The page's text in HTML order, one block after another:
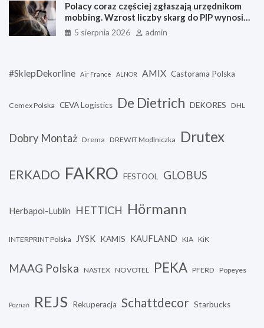
Polacy coraz częściej zgłaszają urzędnikom
mobbing. Wzrost liczby skarg do PIP wynosi
blisko 8 proc. rdr.
5 sierpnia 2026 admin
#SklepDekorline Air France ALNOR AMIX Castorama Polska
Cemex Polska CEVA Logistics De Dietrich DEKORES DHL
Dobry Montaż Drema DREWIT Modlniczka Drutex
ERKADO FAKRO FESTOOL GLOBUS
Herbapol-Lublin HETTICH Hörmann
INTERPRINT Polska JYSK KAMIS KAUFLAND KIA KiK
MAAG Polska NASTEX NOVOTEL PEKA PFERD Popeyes
Poznań REJS Rekuperacja Schattdecor Starbucks